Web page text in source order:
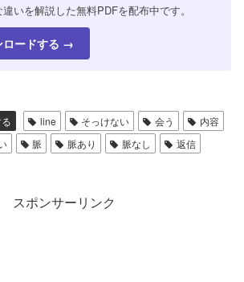
いを解説した無料PDFを配布中です。
ロードする →
line そっけない 会う
内容
脈 脈あり 脈なし
返信
スポンサーリンク